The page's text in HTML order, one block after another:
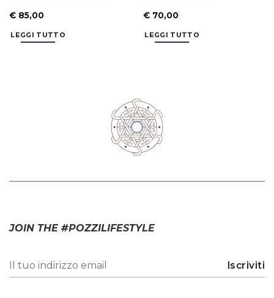
€85,00
LEGGI TUTTO
€70,00
LEGGI TUTTO
JOIN THE #POZZILIFESTYLE